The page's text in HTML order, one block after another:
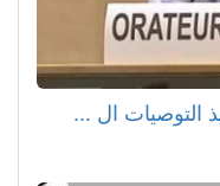
التوصيات ال ...